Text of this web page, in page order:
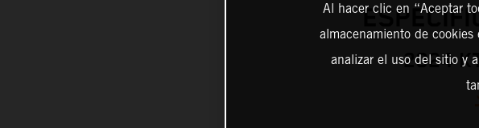
2024
Al hacer clic en “Aceptar
almacenamiento de
analizar el uso del sitio y